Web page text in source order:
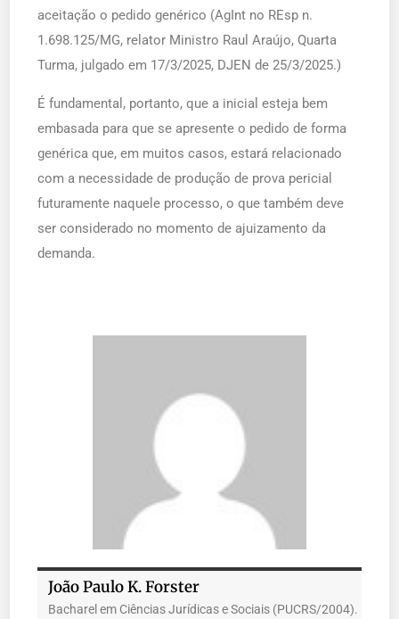
aceitação o pedido genérico (AgInt no REsp n.
1.698.125/MG, relator Ministro Raul Araújo, Quarta
Turma, julgado em 17/3/2025, DJEN de 25/3/2025.)
É fundamental, portanto, que a inicial esteja bem
embasada para que se apresente o pedido de forma
genérica que, em muitos casos, estará relacionado
com a necessidade de produção de prova pericial
futuramente naquele processo, o que também deve
ser considerado no momento de ajuizamento da
demanda.
João Paulo K. Forster
Bacharel em Ciências Jurídicas e Sociais (PUCRS/2004).